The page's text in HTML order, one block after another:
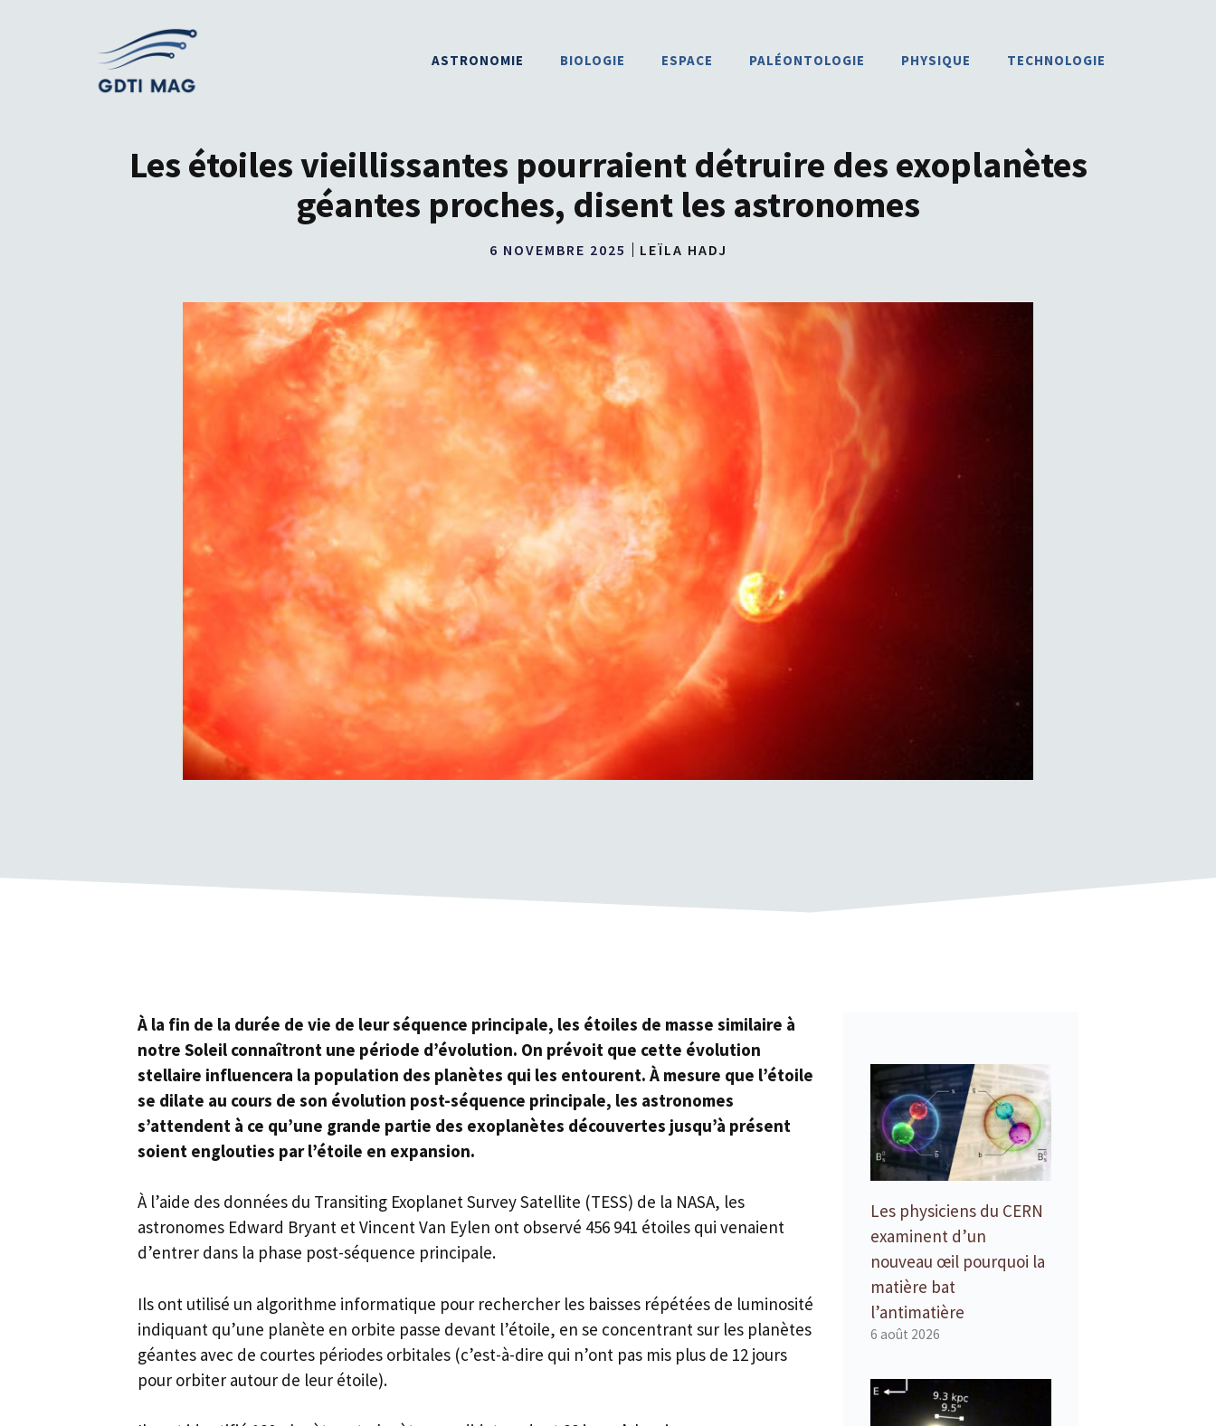
ASTRONOMIE BIOLOGIE ESPACE PALÉONTOLOGIE PHYSIQUE TECHNOLOGIE
Les étoiles vieillissantes pourraient détruire des exoplanètes
géantes proches, disent les astronomes
6 NOVEMBRE 2025 LEÏLA HADJ
À la fin de la durée de vie de leur séquence principale, les étoiles de masse similaire à
notre Soleil connaîtront une période d’évolution. On prévoit que cette évolution
stellaire influencera la population des planètes qui les entourent. À mesure que l’étoile
se dilate au cours de son évolution post-séquence principale, les astronomes
s’attendent à ce qu’une grande partie des exoplanètes découvertes jusqu’à présent
soient englouties par l’étoile en expansion.
À l’aide des données du Transiting Exoplanet Survey Satellite (TESS) de la NASA, les
astronomes Edward Bryant et Vincent Van Eylen ont observé 456 941 étoiles qui venaient
d’entrer dans la phase post-séquence principale.
Ils ont utilisé un algorithme informatique pour rechercher les baisses répétées de luminosité
indiquant qu’une planète en orbite passe devant l’étoile, en se concentrant sur les planètes
géantes avec de courtes périodes orbitales (c’est-à-dire qui n’ont pas mis plus de 12 jours
pour orbiter autour de leur étoile).
Les physiciens du CERN
examinent d’un
nouveau œil pourquoi la
matière bat
l’antimatière
6 août 2026